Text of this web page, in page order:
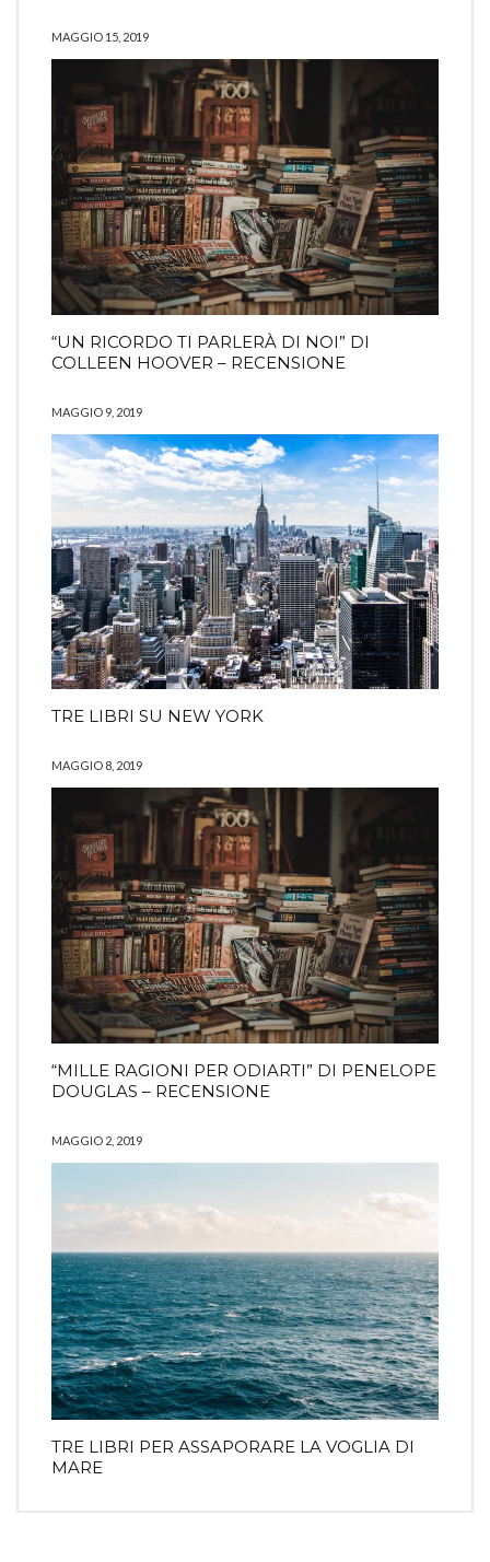
MAGGIO 15, 2019
“UN RICORDO TI PARLERÀ DI NOI” DI
COLLEEN HOOVER – RECENSIONE
MAGGIO 9, 2019
TRE LIBRI SU NEW YORK
MAGGIO 8, 2019
“MILLE RAGIONI PER ODIARTI” DI PENELOPE
DOUGLAS – RECENSIONE
MAGGIO 2, 2019
TRE LIBRI PER ASSAPORARE LA VOGLIA DI
MARE